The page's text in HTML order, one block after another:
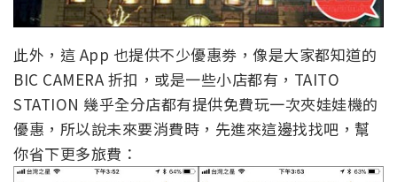
此外，這 App 也提供不少優惠劵，像是大家都知道的
BIC CAMERA 折扣，或是一些小店都有，TAITO
STATION 幾乎全分店都有提供免費玩一次夾娃娃機的
優惠，所以說未來要消費時，先進來這邊找找吧，幫
你省下更多旅費：